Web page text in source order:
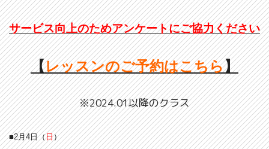
サービス向上のためアンケートにご協力ください
【レッスンのご予約はこちら】
※2024.01以降のクラス
■2月4日（日）